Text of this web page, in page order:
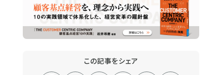
この記事をシェア